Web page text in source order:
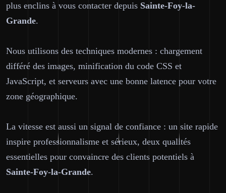
plus enclins à vous contacter depuis Sainte-Foy-la-
Grande.
Nous utilisons des techniques modernes : chargement
différé des images, minification du code CSS et
JavaScript, et serveurs avec une bonne latence pour votre
zone géographique.
La vitesse est aussi un signal de confiance : un site rapide
inspire professionnalisme et sérieux, deux qualités
essentielles pour convaincre des clients potentiels à
Sainte-Foy-la-Grande.